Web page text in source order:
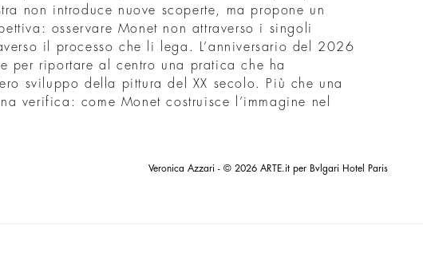
non introduce nuove scoperte, ma propone un
osservare Monet non attraverso i singoli
il processo che li lega. L’anniversario del 2026
per riportare al centro una pratica che ha
sviluppo della pittura del XX secolo. Più che una
verifica: come Monet costruisce l’immagine nel
Veronica Azzari - © 2026 ARTE.it per Bvlgari Hotel Paris